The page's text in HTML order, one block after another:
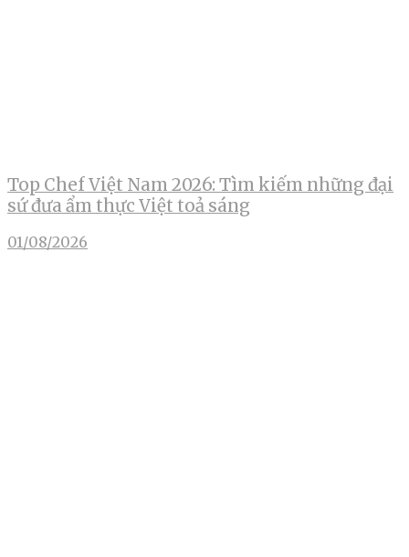
Top Chef Việt Nam 2026: Tìm kiếm những đại
sứ đưa ẩm thực Việt toả sáng
01/08/2026